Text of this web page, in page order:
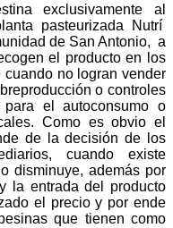
exclusivamente al
pasteurizada Nutrí
de San Antonio, a
el producto en los
no logran vender
o controles
el autoconsumo o
Como es obvio el
de la decisión de los
cuando existe
disminuye, además por
la entrada del producto
el precio y por ende
que tienen como